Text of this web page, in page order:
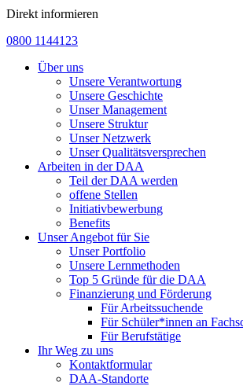
Direkt informieren
0800 1144123
Über uns
Unsere Verantwortung
Unsere Geschichte
Unser Management
Unsere Struktur
Unser Netzwerk
Unser Qualitätsversprechen
Arbeiten in der DAA
Teil der DAA werden
offene Stellen
Initiativbewerbung
Benefits
Unser Angebot für Sie
Unser Portfolio
Unsere Lernmethoden
Top 5 Gründe für die DAA
Finanzierung und Förderung
Für Arbeitssuchende
Für Schüler*innen an
Für Berufstätige
Ihr Weg zu uns
Kontaktformular
DAA-Standorte